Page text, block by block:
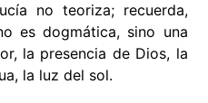
no teoriza; recuerda,
es dogmática, sino una
la presencia de Dios, la
la luz del sol.